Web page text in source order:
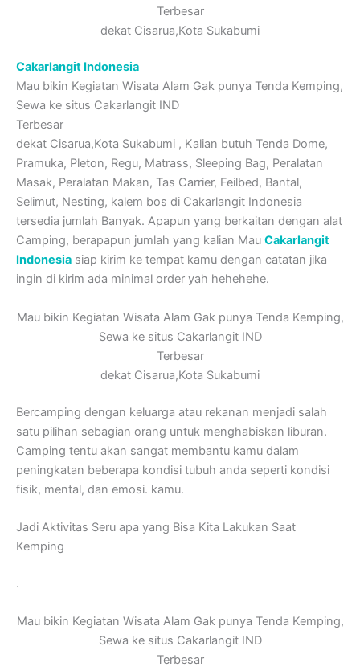
Terbesar
dekat Cisarua,Kota Sukabumi
Cakarlangit Indonesia
Mau bikin Kegiatan Wisata Alam Gak punya Tenda Kemping,
Sewa ke situs Cakarlangit IND
Terbesar
dekat Cisarua,Kota Sukabumi , Kalian butuh Tenda Dome,
Pramuka, Pleton, Regu, Matrass, Sleeping Bag, Peralatan
Masak, Peralatan Makan, Tas Carrier, Feilbed, Bantal,
Selimut, Nesting, kalem bos di Cakarlangit Indonesia
tersedia jumlah Banyak. Apapun yang berkaitan dengan alat
Camping, berapapun jumlah yang kalian Mau Cakarlangit
Indonesia siap kirim ke tempat kamu dengan catatan jika
ingin di kirim ada minimal order yah hehehehe.
Mau bikin Kegiatan Wisata Alam Gak punya Tenda Kemping,
Sewa ke situs Cakarlangit IND
Terbesar
dekat Cisarua,Kota Sukabumi
Bercamping dengan keluarga atau rekanan menjadi salah
satu pilihan sebagian orang untuk menghabiskan liburan.
Camping tentu akan sangat membantu kamu dalam
peningkatan beberapa kondisi tubuh anda seperti kondisi
fisik, mental, dan emosi. kamu.
Jadi Aktivitas Seru apa yang Bisa Kita Lakukan Saat
Kemping
.
Mau bikin Kegiatan Wisata Alam Gak punya Tenda Kemping,
Sewa ke situs Cakarlangit IND
Terbesar